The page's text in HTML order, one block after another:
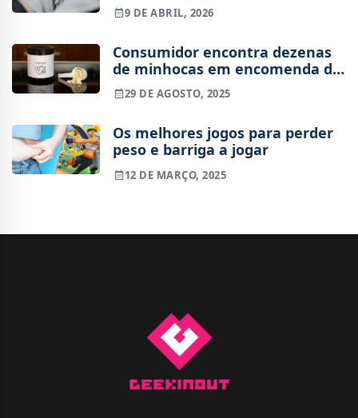
9 DE ABRIL, 2026
Consumidor encontra dezenas
de minhocas em encomenda de
proteína
29 DE AGOSTO, 2025
Os melhores jogos para perder
peso e barriga a jogar
12 DE MARÇO, 2025